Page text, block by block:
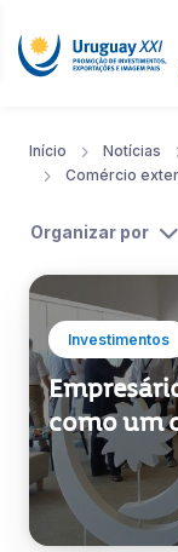
Início Notícias
Comércio
Organizar por
Investimentos
como um